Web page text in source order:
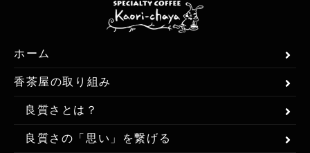
ホーム
香茶屋の取り組み
良質さとは？
良質さの「思い」を繋げる